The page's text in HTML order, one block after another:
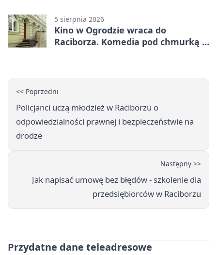
5 sierpnia 2026
Kino w Ogrodzie wraca do
Raciborza. Komedia pod chmurką w
<< Poprzedni
Policjanci uczą młodzież w Raciborzu o
odpowiedzialności prawnej i bezpieczeństwie na
drodze
Następny >>
Jak napisać umowę bez błędów - szkolenie dla
przedsiębiorców w Raciborzu
Przydatne dane teleadresowe